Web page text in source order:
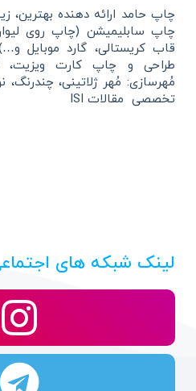
چاپ حامد ارائه دهنده بهترین،
چاپ سابلیمیشن (چاپ روی
قاب کریستالی، گارد موبایل
طراحی و چاپ کارت ویزیت،
مُهرسازی: مُهر ژلاتینی، چندرنگ،
تخصصی مقالات ISI
لینک شبکه های